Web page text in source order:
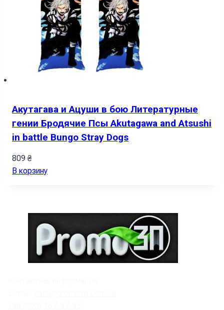
Акутагава и Ацуши в бою Литературные
гении Бродячие Псы Akutagawa and Atsushi
in battle Bungo Stray Dogs
809 ₴
В корзину